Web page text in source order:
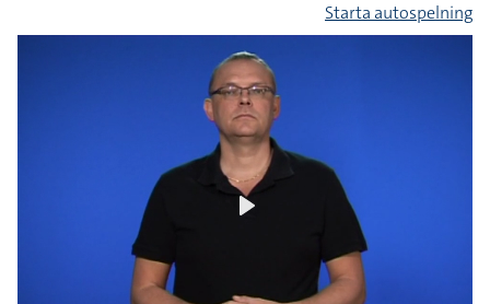
Starta autospelning